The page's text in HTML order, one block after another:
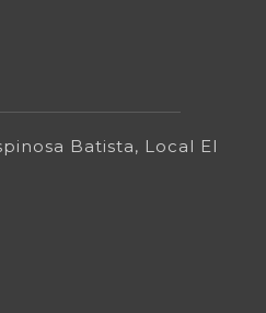
Batista, Local El